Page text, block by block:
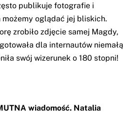
publikuje fotografie i
oglądać jej bliskich.
zrobiło zdjęcie samej Magdy,
dla internautów niemałą
swój wizerunek o 180 stopni!
wiadomość. Natalia